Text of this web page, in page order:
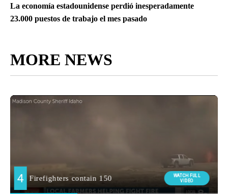
La economía estadounidense perdió inesperadamente
23.000 puestos de trabajo el mes pasado
MORE NEWS